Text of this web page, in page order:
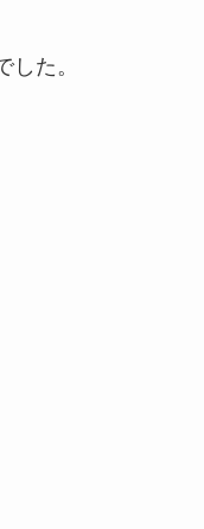
た。